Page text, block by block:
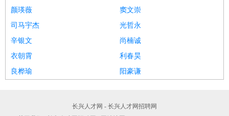
颜瑛薇
窦文崇
司马宇杰
光哲永
辛银文
尚楠诚
衣朝霄
利春昊
良桦瑜
阳豪谦
长兴人才网 - 长兴人才网招聘网